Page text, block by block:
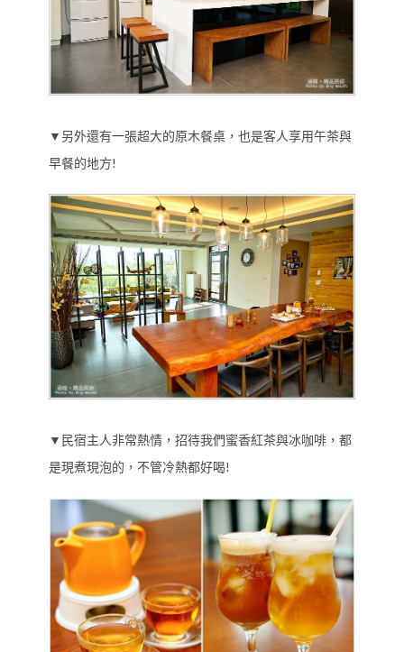
▼另外還有一張超大的原木餐桌，也是客人享用午茶與
早餐的地方!
▼民宿主人非常熱情，招待我們蜜香紅茶與冰咖啡，都
是現煮現泡的，不管冷熱都好喝!